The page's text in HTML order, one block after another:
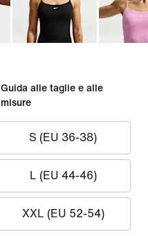
Guida alle taglie e alle
misure
S (EU 36-38)
L (EU 44-46)
XXL (EU 52-54)